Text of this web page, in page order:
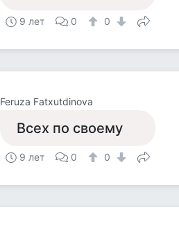
9 лет 0 0
Feruza Fatxutdinova
Всех по своему
9 лет 0 0